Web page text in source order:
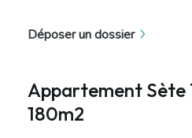
Déposer un dossier
Appartement Sète
180m2